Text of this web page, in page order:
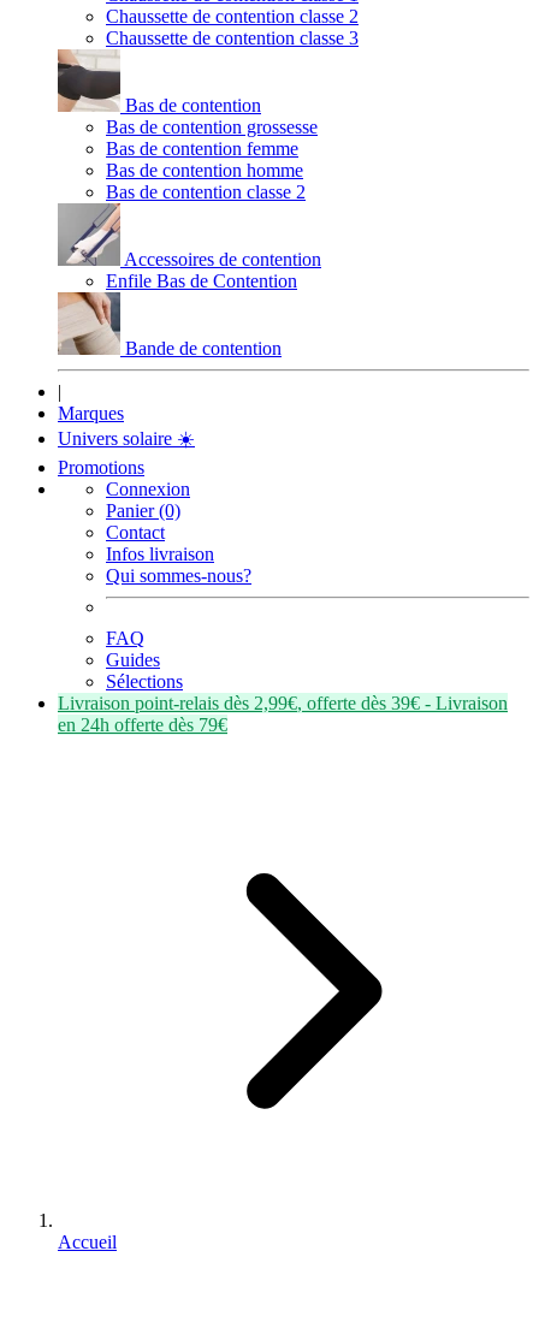
Chaussette de contention classe 2
Chaussette de contention classe 3
Bas de contention
Bas de contention grossesse
Bas de contention femme
Bas de contention homme
Bas de contention classe 2
Accessoires de contention
Enfile Bas de Contention
Bande de contention
|
Marques
Univers solaire ☀️
Promotions
Connexion
Panier (0)
Contact
Infos livraison
Qui sommes-nous?
FAQ
Guides
Sélections
Livraison point-relais dès 2,99€, offerte dès 39€ - Livraison
en 24h offerte dès 79€
Accueil